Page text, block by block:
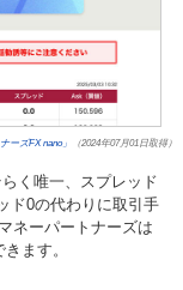
ーズFX nano」 （2024年07月01日取得）
く唯一、スプレッド
ド0の代わりに取引手
ネーパートナーズは
ます。